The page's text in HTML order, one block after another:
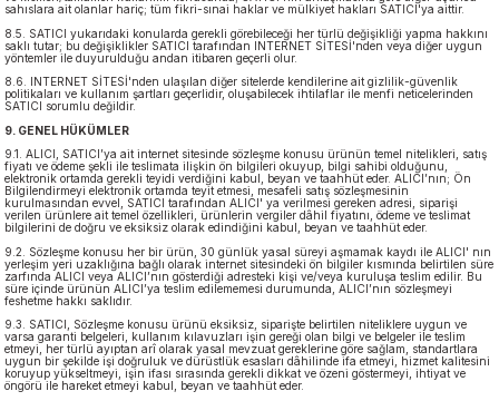
sahıslara ait olanlar hariç; tüm fikri-sınai haklar ve mülkiyet hakları SATICI'ya aittir.
8.5. SATICI yukarıdaki konularda gerekli görebileceği her türlü değişikliği yapma hakkını
saklı tutar; bu değişiklikler SATICI tarafından INTERNET SİTESİ'nden veya diğer uygun
yöntemler ile duyurulduğu andan itibaren geçerli olur.
8.6. INTERNET SİTESİ'nden ulaşılan diğer sitelerde kendilerine ait gizlilik-güvenlik
politikaları ve kullanım şartları geçerlidir, oluşabilecek ihtilaflar ile menfi neticelerinden
SATICI sorumlu değildir.
9. GENEL HÜKÜMLER
9.1. ALICI, SATICI’ya ait internet sitesinde sözleşme konusu ürünün temel nitelikleri, satış
fiyatı ve ödeme şekli ile teslimata ilişkin ön bilgileri okuyup, bilgi sahibi olduğunu,
elektronik ortamda gerekli teyidi verdiğini kabul, beyan ve taahhüt eder. ALICI’nın; Ön
Bilgilendirmeyi elektronik ortamda teyit etmesi, mesafeli satış sözleşmesinin
kurulmasından evvel, SATICI tarafından ALICI' ya verilmesi gereken adresi, siparişi
verilen ürünlere ait temel özellikleri, ürünlerin vergiler dâhil fiyatını, ödeme ve teslimat
bilgilerini de doğru ve eksiksiz olarak edindiğini kabul, beyan ve taahhüt eder.
9.2. Sözleşme konusu her bir ürün, 30 günlük yasal süreyi aşmamak kaydı ile ALICI' nın
yerleşim yeri uzaklığına bağlı olarak internet sitesindeki ön bilgiler kısmında belirtilen süre
zarfında ALICI veya ALICI’nın gösterdiği adresteki kişi ve/veya kuruluşa teslim edilir. Bu
süre içinde ürünün ALICI’ya teslim edilememesi durumunda, ALICI’nın sözleşmeyi
feshetme hakkı saklıdır.
9.3. SATICI, Sözleşme konusu ürünü eksiksiz, siparişte belirtilen niteliklere uygun ve
varsa garanti belgeleri, kullanım kılavuzları işin gereği olan bilgi ve belgeler ile teslim
etmeyi, her türlü ayıptan arî olarak yasal mevzuat gereklerine göre sağlam, standartlara
uygun bir şekilde işi doğruluk ve dürüstlük esasları dâhilinde ifa etmeyi, hizmet kalitesini
koruyup yükseltmeyi, işin ifası sırasında gerekli dikkat ve özeni göstermeyi, ihtiyat ve
öngörü ile hareket etmeyi kabul, beyan ve taahhüt eder.